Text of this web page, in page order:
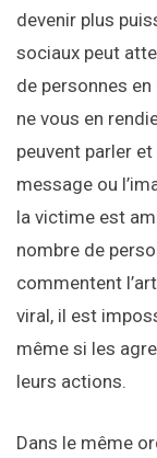
devenir plus
sociaux peut
de personnes
ne vous en
peuvent parler
message ou
la victime est
nombre de
commentent
viral, il est
même si les
leurs actions.
Dans le même